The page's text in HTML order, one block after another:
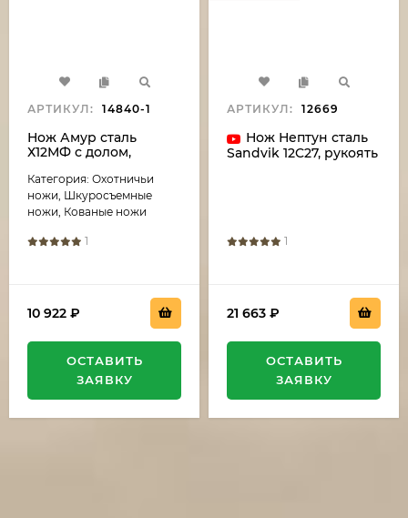
АРТИКУЛ: 14840-1
Нож Амур сталь
Х12МФ с долом,
Категория: Охотничьи
ножи, Шкуросъемные
ножи, Кованые ножи
1
10 922 ₽
ОСТАВИТЬ
ЗАЯВКУ
АРТИКУЛ: 12669
Нож Нептун сталь
Sandvik 12C27, рукоять
1
21 663 ₽
ОСТАВИТЬ
ЗАЯВКУ